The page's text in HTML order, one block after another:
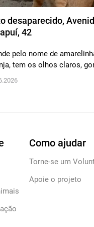
desaparecido,
42
pelo nome de
tem os olhos claros,
Como ajudar
Torne-se um
Apoie o projeto